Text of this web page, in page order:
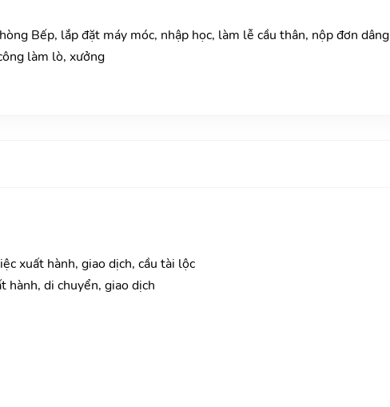
Bếp, lắp đặt máy móc, nhập học, làm lễ cầu thân, nộp đơn dâng
làm lò, xưởng
xuất hành, giao dịch, cầu tài lộc
hành, di chuyển, giao dịch